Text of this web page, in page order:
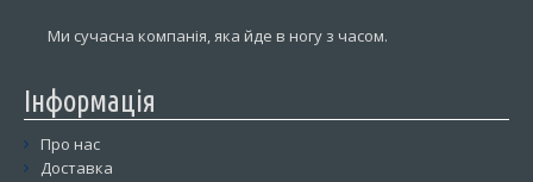
Ми сучасна компанія, яка йде в ногу з часом.
Інформація
Про нас
Доставка